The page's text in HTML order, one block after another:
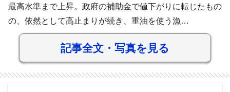
最高水準まで上昇。政府の補助金で値下がりに転じたもの
の、依然として高止まりが続き、重油を使う漁…
記事全文・写真を見る